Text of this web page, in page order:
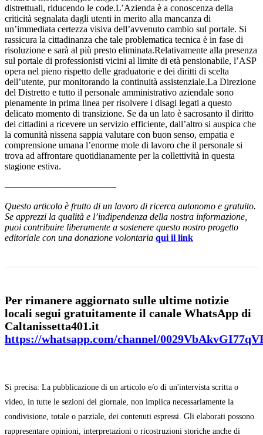
distrettuali, riducendo le code.L’Azienda è a conoscenza della
criticità segnalata dagli utenti in merito alla mancanza di
un’immediata certezza visiva dell’avvenuto cambio sul portale. Si
rassicura la cittadinanza che tale problematica tecnica è in fase di
risoluzione e sarà al più presto eliminata.Relativamente alla presenza
sul portale di professionisti vicini al limite di età pensionabile, l’ASP
opera nel pieno rispetto delle graduatorie e dei diritti di scelta
dell’utente, pur monitorando la continuità assistenziale.La Direzione
del Distretto e tutto il personale amministrativo aziendale sono
pienamente in prima linea per risolvere i disagi legati a questo
delicato momento di transizione. Se da un lato è sacrosanto il diritto
dei cittadini a ricevere un servizio efficiente, dall’altro si auspica che
la comunità nissena sappia valutare con buon senso, empatia e
comprensione umana l’enorme mole di lavoro che il personale si
trova ad affrontare quotidianamente per la collettività in questa
stagione estiva.
—————————————–
Questo articolo è frutto di un lavoro di ricerca autonomo e gratuito.
Se apprezzi la qualità e l’indipendenza della nostra informazione,
puoi contribuire liberamente a sostenere questo nostro progetto
editoriale con una donazione volontaria qui il link
Per rimanere aggiornato sulle ultime notizie
locali segui gratuitamente il canale WhatsApp di
Caltanissetta401.it
https://whatsapp.com/channel/
Si precisa: La pubblicazione di un articolo e/o di un'intervista scritta o
video, in tutte le sezioni del giornale, non implica necessariamente la
condivisione, totale o parziale, dei contenuti espressi. Gli elaborati possono
rappresentare opinioni, interpretazioni o ricostruzioni storiche anche di